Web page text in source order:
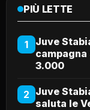
PIÙ LETTE
1
Juve
3.000
2 Juve
saluta le